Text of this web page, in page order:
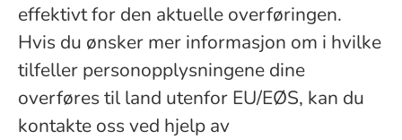
effektivt for den aktuelle overføringen.
Hvis du ønsker mer informasjon om i hvilke
tilfeller personopplysningene dine
overføres til land utenfor EU/EØS, kan du
kontakte oss ved hjelp av